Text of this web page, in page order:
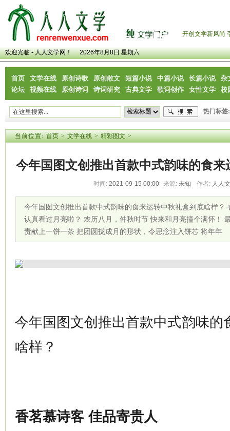
开创文学新风尚
欢迎光临 - 人人文学网！ 2026年8月8日 星期六
首页 文学在线 原创诗歌 原创散文 短篇小说 中篇小说 长篇小说
杂
论坛
视频在线 原创诗词 诗词研究 古典文学 歌词创作 女性文学 校
热门标签:
当前位置: 首页>文学在线>精彩图文>
今年国图文创推出首款中式韵味的食
时间: 2021-09-15 00:00 来源: 未知 作者: 人人
今年国图文创推出首款中式韵味的食来运转中秋礼盒到底啥样？
认真看过月亮啦？ 农历八月，仲秋时节 快来和月亮撞个满怀！
责献上一饼一茶 把团圆拢成月的形状，令思念注入饼芯 将年年
今年国图文创推出首款中式韵味的
啥样？
香茗慕诗客 佳品寄贵人